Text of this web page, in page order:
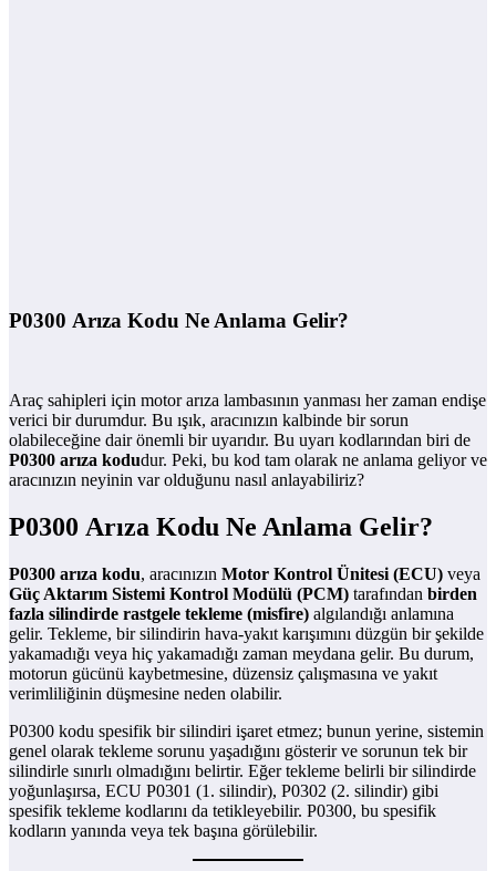
P0300 Arıza Kodu Ne Anlama Gelir?
Araç sahipleri için motor arıza lambasının yanması her zaman endişe
verici bir durumdur. Bu ışık, aracınızın kalbinde bir sorun
olabileceğine dair önemli bir uyarıdır. Bu uyarı kodlarından biri de
P0300 arıza kodudur. Peki, bu kod tam olarak ne anlama geliyor ve
aracınızın neyinin var olduğunu nasıl anlayabiliriz?
P0300 Arıza Kodu Ne Anlama Gelir?
P0300 arıza kodu, aracınızın Motor Kontrol Ünitesi (ECU) veya
Güç Aktarım Sistemi Kontrol Modülü (PCM) tarafından birden
fazla silindirde rastgele tekleme (misfire) algılandığı anlamına
gelir. Tekleme, bir silindirin hava-yakıt karışımını düzgün bir şekilde
yakamadığı veya hiç yakamadığı zaman meydana gelir. Bu durum,
motorun gücünü kaybetmesine, düzensiz çalışmasına ve yakıt
verimliliğinin düşmesine neden olabilir.
P0300 kodu spesifik bir silindiri işaret etmez; bunun yerine, sistemin
genel olarak tekleme sorunu yaşadığını gösterir ve sorunun tek bir
silindirle sınırlı olmadığını belirtir. Eğer tekleme belirli bir silindirde
yoğunlaşırsa, ECU P0301 (1. silindir), P0302 (2. silindir) gibi
spesifik tekleme kodlarını da tetikleyebilir. P0300, bu spesifik
kodların yanında veya tek başına görülebilir.